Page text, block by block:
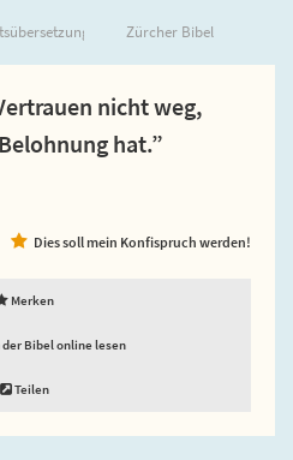
Zürcher Bibel
nicht weg,
hat.”
Dies soll mein Konfispruch werden!
Merken
der Bibel online lesen
Teilen